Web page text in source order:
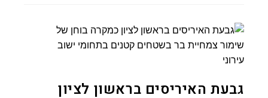
גבעת האיריסים בראשון לציון